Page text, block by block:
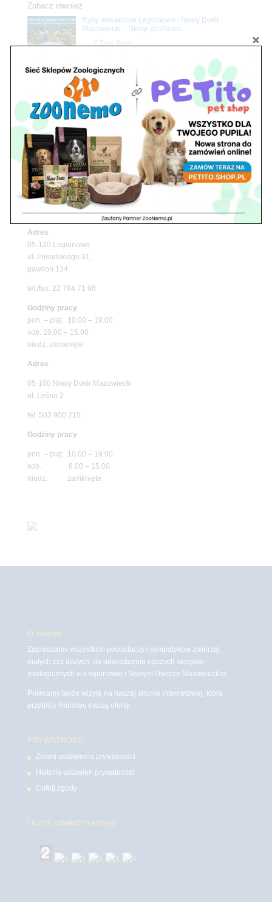
Zobacz również
Ryby akwariowe Legionowo i Nowy Dwór
Mazowiecki – Sklep ZooNemo
Z Życia Sklepu
Stwórz podwodne arcydzieło: Najpiękniejsze
rośliny akwariowe w ZooNemo – Legionowo i
Nowy Dwór Mazowiecki
Upały wracają! Zadbaj o komfort swojego pupila
z matami chłodzącymi ZooNemo
Z Życia Sklepu
Petito Pet Shop – Internetowy Sklep Zoologiczny
Online! Wszystko Dla Twojego Pupila | ZooNemo
Znajdź nas
Adres
05-120 Legionowo
ul. Piłsudskiego 31,
pawilon 134
tel./fax. 22 784 71 96
Godziny pracy
pon. – piąt. 10.00 – 19.00
sob. 10.00 – 15.00
niedz. zamknięte
Adres
05-100 Nowy Dwór Mazowiecki
ul. Leśna 2
tel. 503 900 215
Godziny pracy
pon. – piąt. 10.00 – 19.00
sob. 8.00 – 15.00
niedz. zamknięte
O witrynie
Zapraszamy wszystkich posiadaczy i sympatyków zwierząt
małych czy dużych, do odwiedzenia naszych sklepów
zoologicznych w Legionowie i Nowym Dworze Mazowieckim
Polecamy także wizytę na naszej stronie internetowej, która
przybliży Państwu naszą ofertę.
PRYWATNOŚĆ
Zmień ustawienia prywatności
Historia ustawień prywatności
Cofnij zgody
Licznik odwiedzin witryny